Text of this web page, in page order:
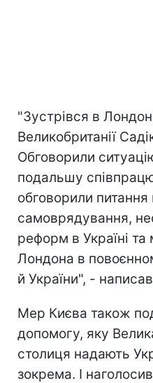
"Зустрівся в
Великобританії
Обговорили
подальшу
обговорили питання
самоврядування,
реформ в Україні
Лондона в
й України", -
Мер Києва також
допомогу, яку
столиця надають
зокрема. І